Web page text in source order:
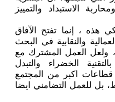
الاستبداد والتمييز
هذه ، إنما تفتح الآفاق
والنقابية في البحث
ولعل العمل المشترك مع
الخضراء والتبدل
قطاعات اكبر من المجتمع
بل للعمل التضامني ايضا